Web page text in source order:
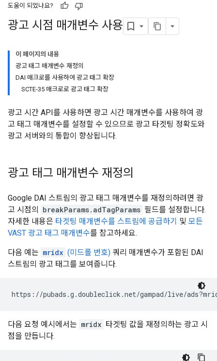
도움이 되었나요?
광고 시점 매개변수 사용
이 페이지의 내용
광고 태그 매개변수 재정의
DAI 매크로를 사용하여 광고 태그 확장
SCTE-35 매크로로 광고 태그 확장
광고 시간 API를 사용하면 광고 시간 매개변수를 사용하여 광
고 태그 매개변수를 설정할 수 있으므로 광고 타겟팅 정확도와
광고 서버와의 통합이 향상됩니다.
광고 태그 매개변수 재정의
Google DAI 스트림의 광고 태그 매개변수를 재정의하려면 광
고 시점의
breakParams.adTagParams 필드를 설정합니다.
자세한 내용은 타겟팅 매개변수를 스트림에 공급하기 및 모든
VAST 광고 태그 매개변수를 참고하세요.
다음 예는 mridx (미드롤 번호) 쿼리 매개변수가 포함된 DAI
스트림의 광고 태그를 보여줍니다.
다음 요청 예시에서는 mridx 타겟팅 값을 재정의하는 광고 시
점을 만듭니다.